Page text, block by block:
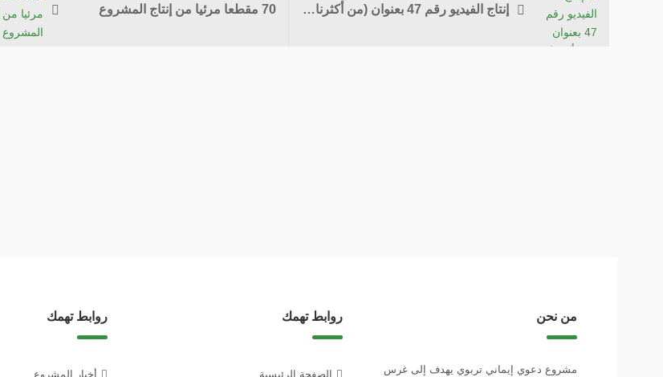
إنتاج الفيديو رقم 47 بعنوان (من أكثرنا تعظيما لله) 70 مقطعا مرئيا من إنتاج المشروع
من نحن
مشروع دعوي إيماني تربوي يهدف إلى غرس
روابط تهمك
الصفحة الرئيسية
روابط تهمك
أخبار المشروع